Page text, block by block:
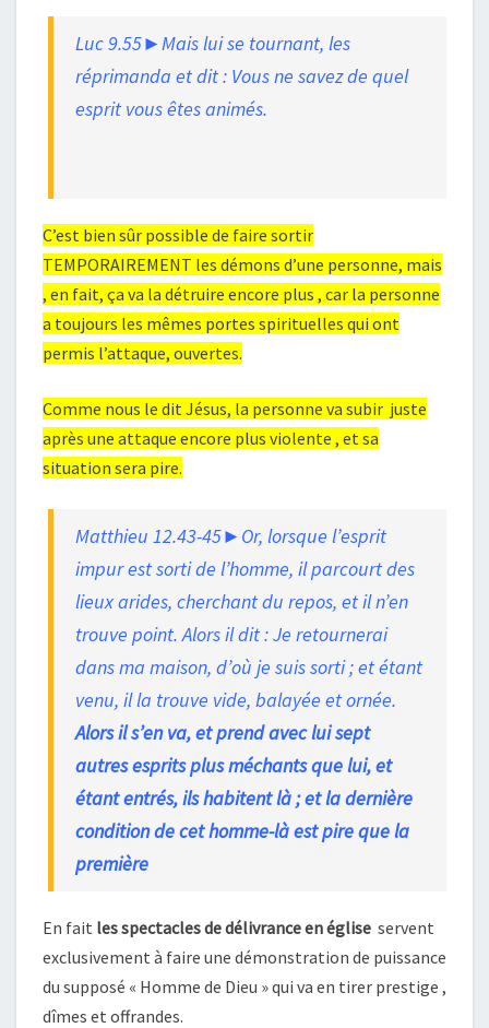
Luc 9.55►Mais lui se tournant, les
réprimanda et dit : Vous ne savez de quel
esprit vous êtes animés.
C’est bien sûr possible de faire sortir
TEMPORAIREMENT les démons d’une personne, mais
, en fait, ça va la détruire encore plus , car la personne
a toujours les mêmes portes spirituelles qui ont
permis l’attaque, ouvertes.
Comme nous le dit Jésus, la personne va subir juste
après une attaque encore plus violente , et sa
situation sera pire.
Matthieu 12.43-45►Or, lorsque l’esprit
impur est sorti de l’homme, il parcourt des
lieux arides, cherchant du repos, et il n’en
trouve point. Alors il dit : Je retournerai
dans ma maison, d’où je suis sorti ; et étant
venu, il la trouve vide, balayée et ornée.
Alors il s’en va, et prend avec lui sept
autres esprits plus méchants que lui, et
étant entrés, ils habitent là ; et la dernière
condition de cet homme-là est pire que la
première
En fait les spectacles de délivrance en église servent
exclusivement à faire une démonstration de puissance
du supposé « Homme de Dieu » qui va en tirer prestige ,
dîmes et offrandes.